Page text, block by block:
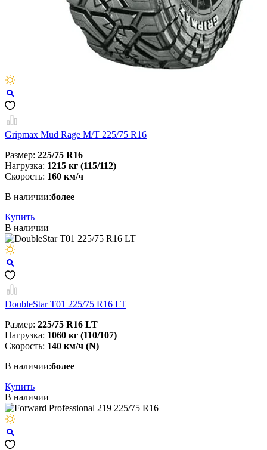
Gripmax Mud Rage M/T 225/75 R16
Размер: 225/75 R16
Нагрузка: 1215 кг (115/112)
Скорость: 160 км/ч
В наличии:более
Купить
В наличии
DoubleStar T01 225/75 R16 LT
Размер: 225/75 R16 LT
Нагрузка: 1060 кг (110/107)
Скорость: 140 км/ч (N)
В наличии:более
Купить
В наличии